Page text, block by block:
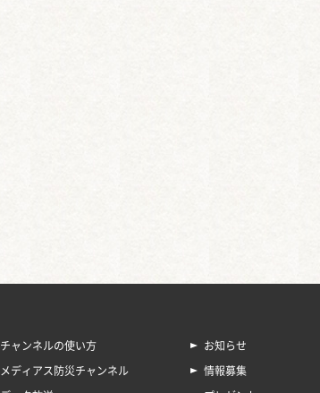
チャンネルの使い方
メディアス防災チャンネル
お知らせ
情報募集